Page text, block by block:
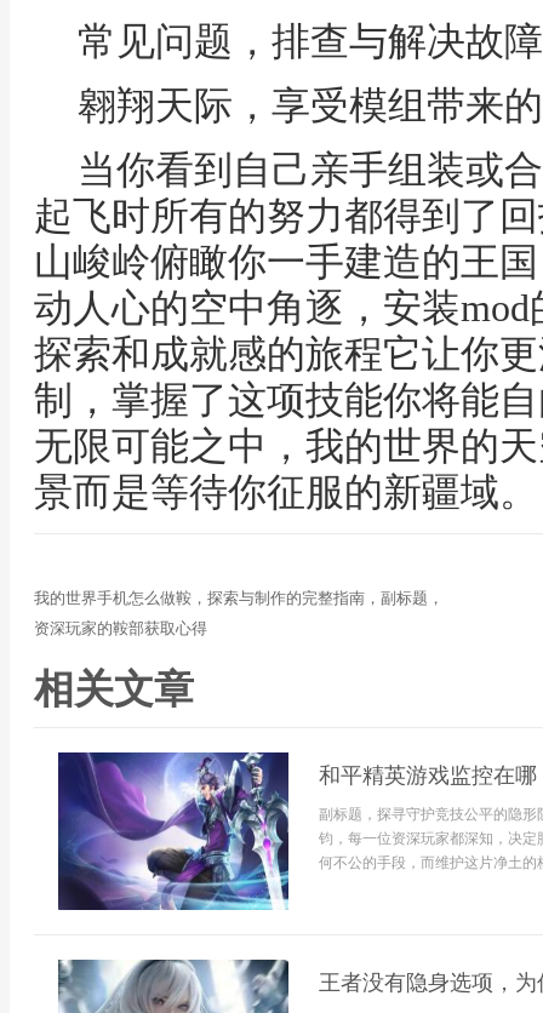
常见问题，排查与解决故障
翱翔天际，享受模组带来
当你看到自己亲手组装或
起飞时所有的努力都得到了
山峻岭俯瞰你一手建造的王
动人心的空中角逐，安装
探索和成就感的旅程它让你
制，掌握了这项技能你将能
无限可能之中，我的世界的
景而是等待你征服的新疆域。
我的世界手机怎么做鞍，探索与制作的完整指南，副标题，
资深玩家的鞍部获取心得
相关文章
和平精英游戏监控在
副标题，探寻守护竞技公平的隐
钧，每一位资深玩家都深知，决
何不公的手段，而维护这片净土
王者没有隐身选项，